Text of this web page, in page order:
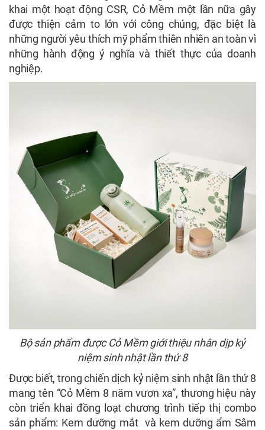
khai một hoạt động CSR, Cỏ Mềm một lần nữa gây
được thiện cảm to lớn với công chúng, đặc biệt là
những người yêu thích mỹ phẩm thiên nhiên an toàn vì
những hành động ý nghĩa và thiết thực của doanh
nghiệp.
Bộ sản phẩm được Cỏ Mềm giới thiệu nhân dịp kỷ
niệm sinh nhật lần thứ 8
Được biết, trong chiến dịch kỷ niệm sinh nhật lần thứ 8
mang tên “Cỏ Mềm 8 năm vươn xa”, thương hiệu này
còn triển khai đồng loạt chương trình tiếp thị combo
sản phẩm: Kem dưỡng mắt và kem dưỡng ẩm Sâm